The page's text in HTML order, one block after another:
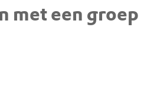
met een groep